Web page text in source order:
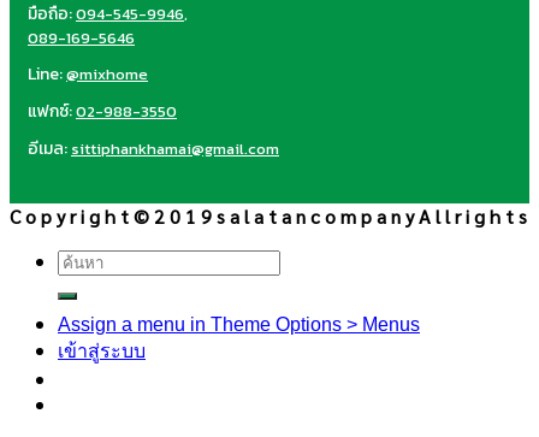
มือถือ:094-545-9946,
089-169-5646
Line:@mixhome
แฟกซ์:02-988-3550
อีเมล: sittiphankhamai@gmail.com
C o p y r i g h t © 2 0 1 9 s a l a t a n c o m p a n y A l l r i g h t s
ค้นหา:
Assign a menu in Theme Options > Menus
เข้าสู่ระบบ